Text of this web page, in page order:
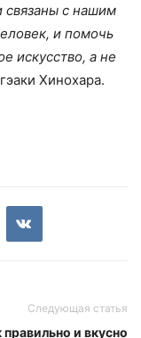
связаны с нашим
и помочь
искусство, а не
Хинохара.
Следующая статья
правильно и вкусно